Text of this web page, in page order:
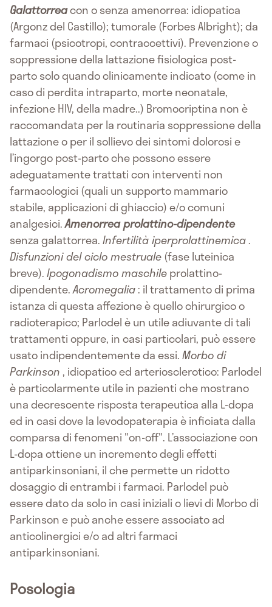
Galattorreacon o senza amenorrea: idiopatica
(Argonz del Castillo); tumorale (Forbes Albright); da
farmaci (psicotropi, contraccettivi). Prevenzione o
soppressione della lattazione fisiologica post-
parto solo quando clinicamente indicato (come in
caso di perdita intraparto, morte neonatale,
infezione HIV, della madre..) Bromocriptina non è
raccomandata per la routinaria soppressione della
lattazione o per il sollievo dei sintomi dolorosi e
l’ingorgo post-parto che possono essere
adeguatamente trattati con interventi non
farmacologici (quali un supporto mammario
stabile, applicazioni di ghiaccio) e/o comuni
analgesici.Amenorrea prolattino-dipendente
senza galattorrea.Infertilità iperprolattinemica.
Disfunzioni del ciclo mestruale(fase luteinica
breve).Ipogonadismo maschileprolattino-
dipendente.Acromegalia: il trattamento di prima
istanza di questa affezione è quello chirurgico o
radioterapico; Parlodel è un utile adiuvante di tali
trattamenti oppure, in casi particolari, può essere
usato indipendentemente da essi.Morbo di
Parkinson , idiopatico ed arteriosclerotico: Parlodel
è particolarmente utile in pazienti che mostrano
una decrescente risposta terapeutica alla L-dopa
ed in casi dove la levodopaterapia è inficiata dalla
comparsa di fenomeni "on-off". L’associazione con
L-dopa ottiene un incremento degli effetti
antiparkinsoniani, il che permette un ridotto
dosaggio di entrambi i farmaci. Parlodel può
essere dato da solo in casi iniziali o lievi di Morbo di
Parkinson e può anche essere associato ad
anticolinergici e/o ad altri farmaci
antiparkinsoniani.
Posologia